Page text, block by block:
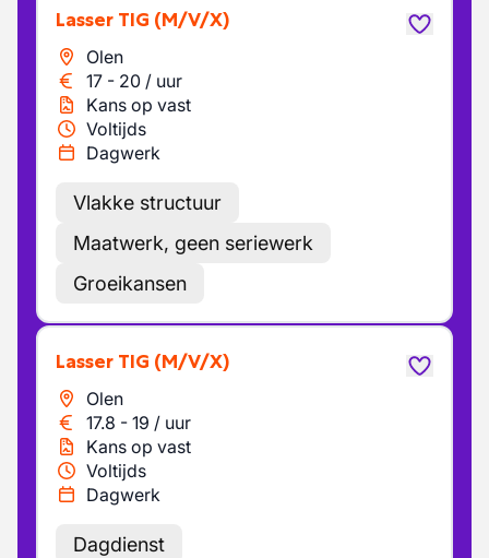
Lasser TIG (M/V/X)
Olen
17 - 20 / uur
Kans op vast
Voltijds
Dagwerk
Vlakke structuur
Maatwerk, geen seriewerk
Groeikansen
Lasser TIG (M/V/X)
Olen
17.8 - 19 / uur
Kans op vast
Voltijds
Dagwerk
Dagdienst